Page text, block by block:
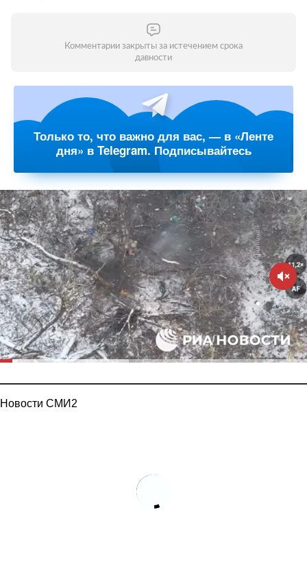
Комментарии закрыты за истечением срока
давности
Только то, что важно для вас, — в «Ленте
дня» в Telegram. Подписывайтесь
Новости СМИ2